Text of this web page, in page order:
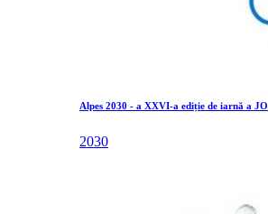
Alpes 2030 - a XXVI-a ediție de iarnă a JO
2030